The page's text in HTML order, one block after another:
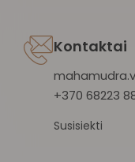
Kontaktai
+370 68223
Susisiekti